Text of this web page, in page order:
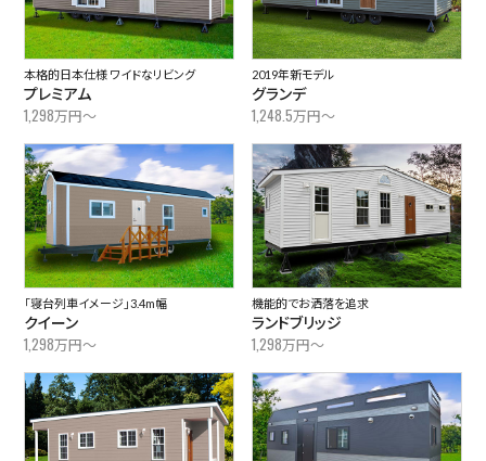
本格的日本仕様 ワイドなリビング
プレミアム
1,298万円～
2019年新モデル
グランデ
1,248.5万円～
「寝台列車イメージ」3.4m幅
クイーン
1,298万円～
機能的でお洒落を追求
ランドブリッジ
1,298万円～